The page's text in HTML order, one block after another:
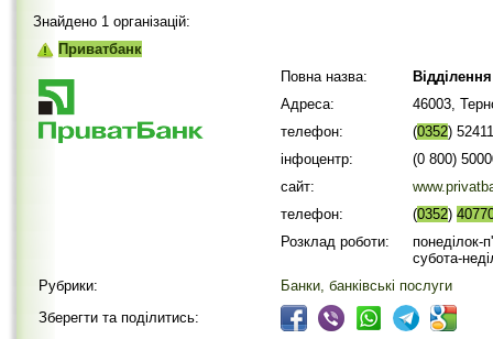
Знайдено 1 організацій:
Приватбанк
Повна назва:
Адреса:
46003,
телефон:
(0352)
інфоцентр:
(0 800)
сайт:
телефон:
(0352)
Розклад роботи:
понеділок-
субота-
Рубрики:
Банки, банківські послуги
Зберегти та поділитись: